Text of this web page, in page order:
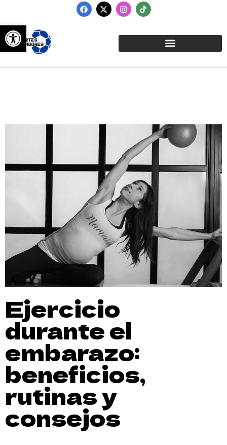
Abrir barra de herramientas
Ejercicio
durante el
embarazo:
beneficios,
rutinas y
consejos